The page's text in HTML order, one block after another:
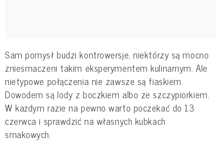
Sam pomysł budzi kontrowersje, niektórzy są mocno
zniesmaczeni takim eksperymentem kulinarnym. Ale
nietypowe połączenia nie zawsze są fiaskiem.
Dowodem są lody z boczkiem albo ze szczypiorkiem.
W każdym razie na pewno warto poczekać do 13
czerwca i sprawdzić na własnych kubkach
smakowych.